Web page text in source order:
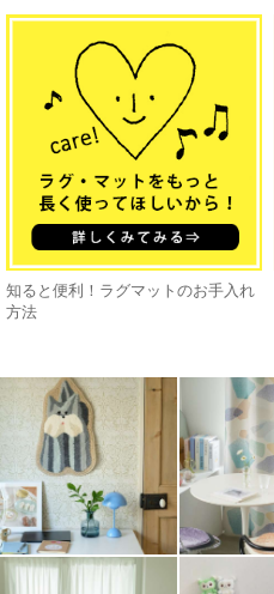
知ると便利！ラグマットのお手入れ
方法